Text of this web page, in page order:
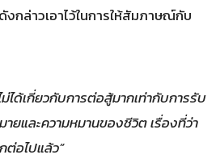
กล่าวเอาไว้ในการให้สัมภาษณ์กับ
ได้เกี่ยวกับการต่อสู้มากเท่ากับการรับ
ยและความหมานของชีวิต เรื่องที่ว่า
ต่อไปแล้ว”